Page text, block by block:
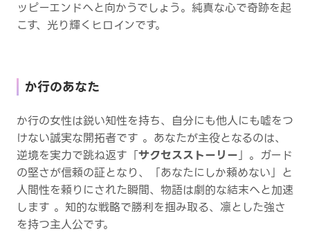
ッピーエンドへと向かうでしょう。純真な心で奇跡を起
こす、光り輝くヒロインです。
か行のあなた
か行の女性は鋭い知性を持ち、自分にも他人にも嘘をつ
けない誠実な開拓者です 。あなたが主役となるのは、
逆境を実力で跳ね返す「サクセスストーリー」。ガード
の堅さが信頼の証となり、「あなたにしか頼めない」と
人間性を頼りにされた瞬間、物語は劇的な結末へと加速
します 。知的な戦略で勝利を掴み取る、凛とした強さ
を持つ主人公です。